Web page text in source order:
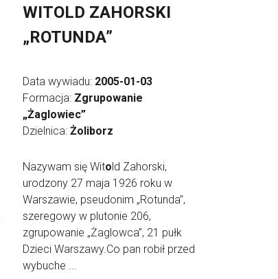
WITOLD ZAHORSKI
„ROTUNDA”
Data wywiadu: 2005-01-03
Formacja: Zgrupowanie
„Żaglowiec”
Dzielnica: Żoliborz
Nazywam się Witold Zahorski,
urodzony 27 maja 1926 roku w
Warszawie, pseudonim „Rotunda”,
szeregowy w plutonie 206,
zgrupowanie „Żaglowca”, 21 pułk
Dzieci Warszawy.Co pan robił przed
wybuche ...